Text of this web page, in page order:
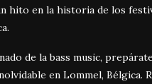
hito en la historia de los
de la bass music,
en Lommel, Bélgica.